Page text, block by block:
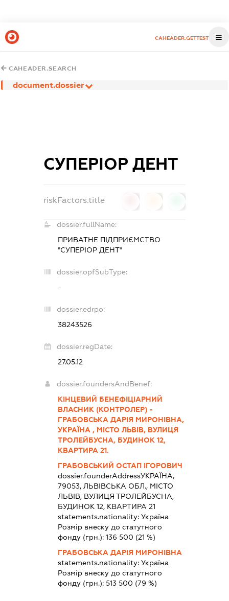
CAHEADER.GETTEST
CAHEADER.SEARCH
document.dossier
СУПЕРІОР ДЕНТ
riskFactors.title
dossier.fullName:
ПРИВАТНЕ ПІДПРИЄМСТВО
"СУПЕРІОР ДЕНТ"
dossier.opfSubType:
-
dossier.edrpo:
38243526
dossier.regDate:
27.05.12
dossier.foundersAndBenef:
КІНЦЕВИЙ БЕНЕФІЦІАРНИЙ
ВЛАСНИК (КОНТРОЛЕР) -
ГРАБОВСЬКА ДАРІЯ МИРОНІВНА,
УКРАЇНА , МІСТО ЛЬВІВ, ВУЛИЦЯ
ТРОЛЕЙБУСНА, БУДИНОК 12,
КВАРТИРА 21.
ГРАБОВСЬКИЙ ОСТАП ІГОРОВИЧ
dossier.founderAddressУКРАЇНА,
79053, ЛЬВІВСЬКА ОБЛ., МІСТО
ЛЬВІВ, ВУЛИЦЯ ТРОЛЕЙБУСНА,
БУДИНОК 12, КВАРТИРА 21
statements.nationality:Україна
Розмір внеску до статутного
фонду (грн.):136 500 (21 %)
ГРАБОВСЬКА ДАРІЯ МИРОНІВНА
statements.nationality:Україна
Розмір внеску до статутного
фонду (грн.):513 500 (79 %)